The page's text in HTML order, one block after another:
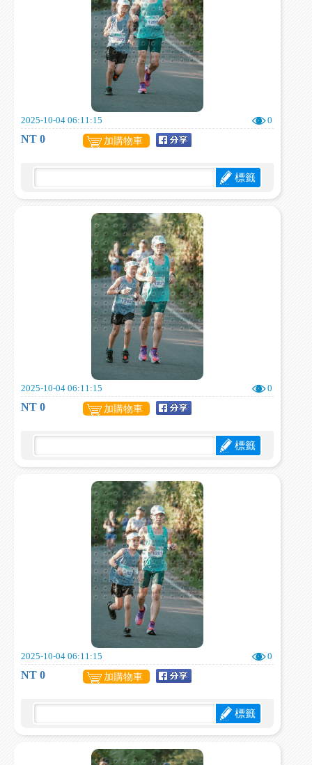
2025-10-04 06:11:15 0
NT 0 加購物車
標籤
2025-10-04 06:11:15 0
NT 0 加購物車
標籤
2025-10-04 06:11:15 0
NT 0 加購物車
標籤